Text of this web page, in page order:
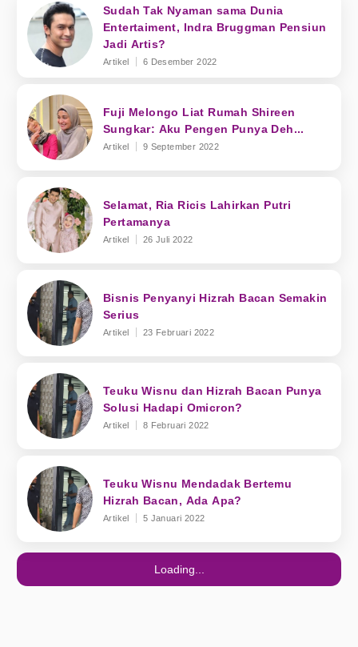
Sudah Tak Nyaman sama Dunia
Entertaiment, Indra Bruggman Pensiun
Jadi Artis?
Artikel 6 Desember 2022
Fuji Melongo Liat Rumah Shireen
Sungkar: Aku Pengen Punya Deh...
Artikel 9 September 2022
Selamat, Ria Ricis Lahirkan Putri
Pertamanya
Artikel 26 Juli 2022
Bisnis Penyanyi Hizrah Bacan Semakin
Serius
Artikel 23 Februari 2022
Teuku Wisnu dan Hizrah Bacan Punya
Solusi Hadapi Omicron?
Artikel 8 Februari 2022
Teuku Wisnu Mendadak Bertemu
Hizrah Bacan, Ada Apa?
Artikel 5 Januari 2022
Loading...